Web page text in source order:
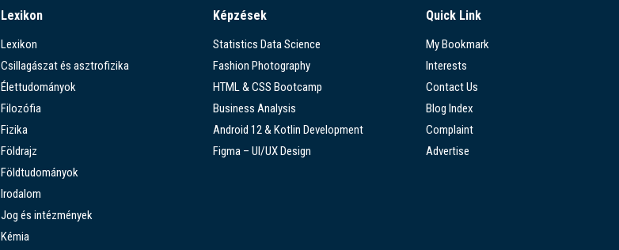
Lexikon
Lexikon
Csillagászat és asztrofizika
Élettudományok
Filozófia
Fizika
Földrajz
Földtudományok
Irodalom
Jog és intézmények
Kémia
Képzések
Statistics Data Science
Fashion Photography
HTML & CSS Bootcamp
Business Analysis
Android 12 & Kotlin Development
Figma – UI/UX Design
Quick Link
My Bookmark
Interests
Contact Us
Blog Index
Complaint
Advertise